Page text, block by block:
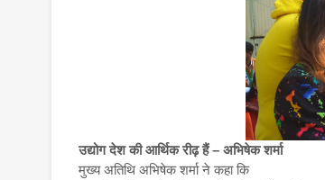
उद्योग देश की आर्थिक रीढ़ हैं – अभिषेक शर्मा
मुख्य अतिथि अभिषेक शर्मा ने कहा कि